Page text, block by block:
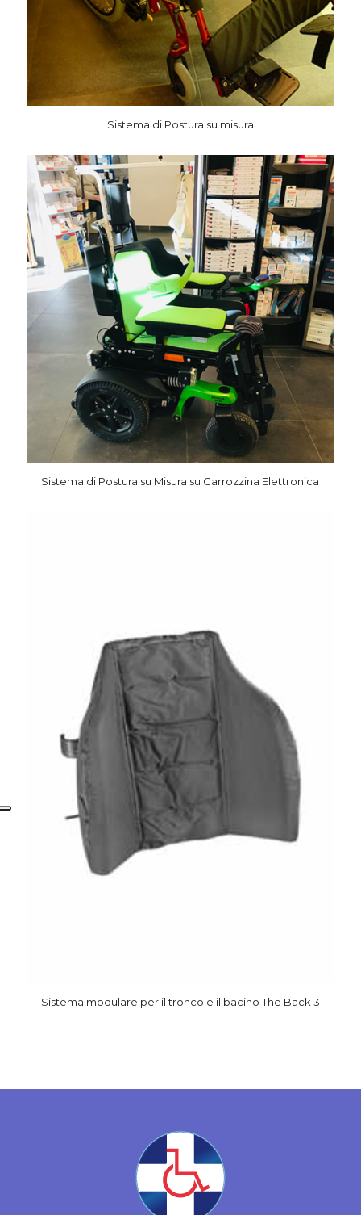
Sistema di Postura su misura
Sistema di Postura su Misura su Carrozzina Elettronica
Sistema modulare per il tronco e il bacino The Back 3